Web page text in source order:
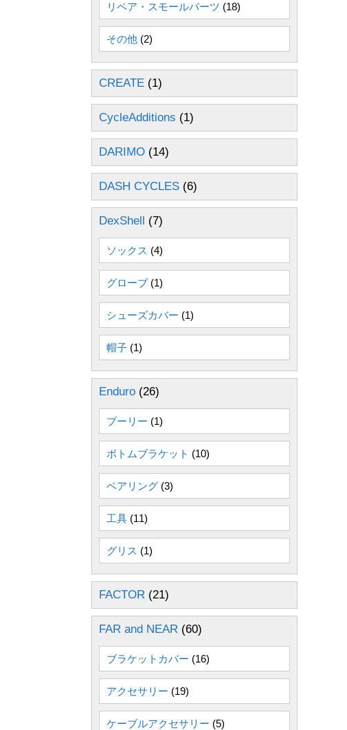
リペア・スモールパーツ (18)
その他 (2)
CREATE (1)
CycleAdditions (1)
DARIMO (14)
DASH CYCLES (6)
DexShell (7)
ソックス (4)
グローブ (1)
シューズカバー (1)
帽子 (1)
Enduro (26)
プーリー (1)
ボトムブラケット (10)
ベアリング (3)
工具 (11)
グリス (1)
FACTOR (21)
FAR and NEAR (60)
ブラケットカバー (16)
アクセサリー (19)
ケーブルアクセサリー (5)